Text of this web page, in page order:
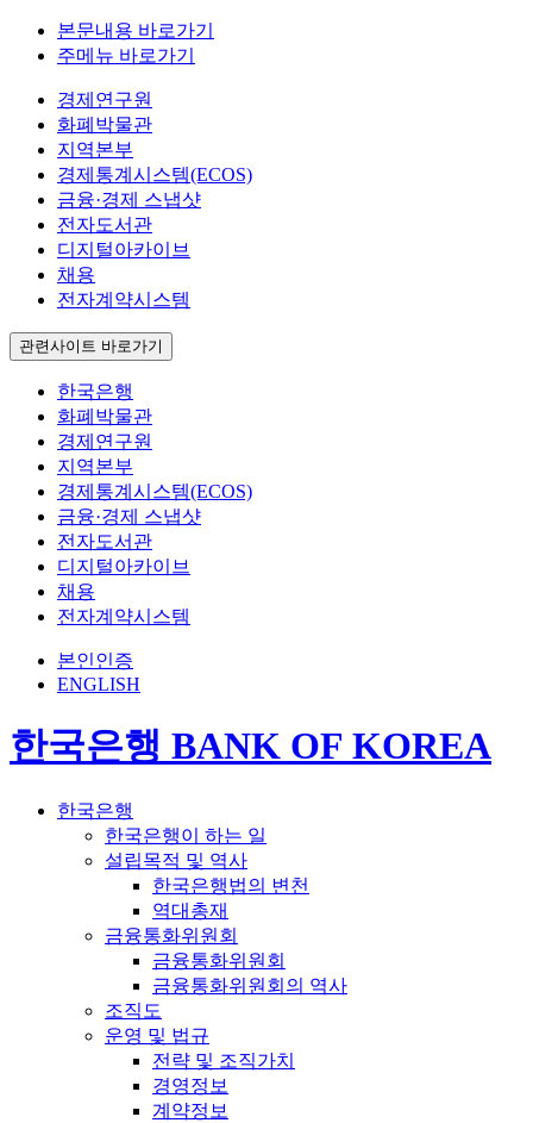
본문내용 바로가기
주메뉴 바로가기
경제연구원
화폐박물관
지역본부
경제통계시스템(ECOS)
금융·경제 스냅샷
전자도서관
디지털아카이브
채용
전자계약시스템
관련사이트 바로가기
한국은행
화폐박물관
경제연구원
지역본부
경제통계시스템(ECOS)
금융·경제 스냅샷
전자도서관
디지털아카이브
채용
전자계약시스템
본인인증
ENGLISH
한국은행 BANK OF KOREA
한국은행
한국은행이 하는 일
설립목적 및 역사
한국은행법의 변천
역대총재
금융통화위원회
금융통화위원회
금융통화위원회의 역사
조직도
운영 및 법규
전략 및 조직가치
경영정보
계약정보